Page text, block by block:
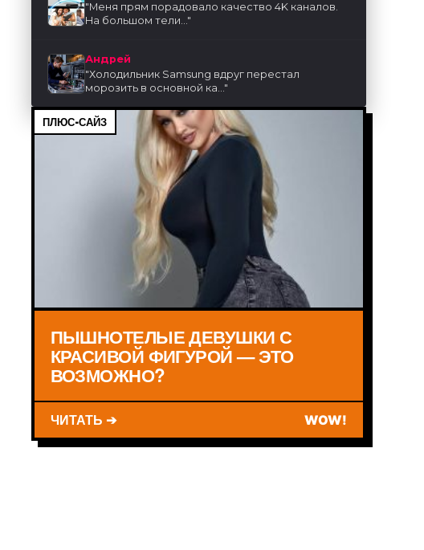
"Меня прям порадовало качество 4K каналов.
На большом тели..."
Андрей
"Холодильник Samsung вдруг перестал
морозить в основной ка..."
ПЛЮС-САЙЗ
ПЫШНОТЕЛЫЕ ДЕВУШКИ С
КРАСИВОЙ ФИГУРОЙ — ЭТО
ВОЗМОЖНО?
ЧИТАТЬ ➔ WOW!